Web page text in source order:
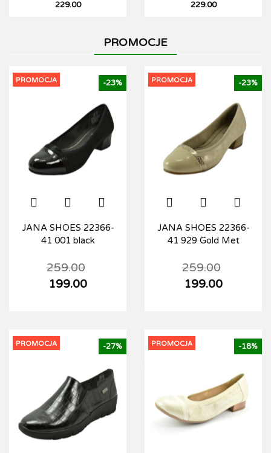
229.00 229.00
PROMOCJE
PROMOCJA
JANA SHOES 22366-
41 001 black
259.00
-23%
199.00
PROMOCJA
JANA SHOES 22366-
41 929 Gold Met
259.00
-23%
199.00
PROMOCJA -27% PROMOCJA -18%